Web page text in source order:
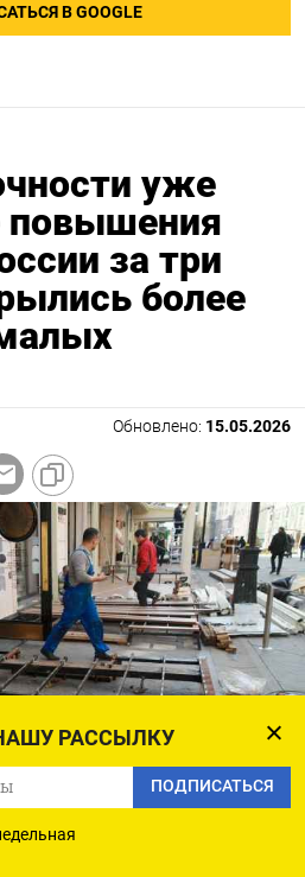
РАССЫЛКУ
ПОДПИСАТЬСЯ
В GOOGLE
уже
повышения
за три
более
Обновлено: 15.05.2026
«Москва»